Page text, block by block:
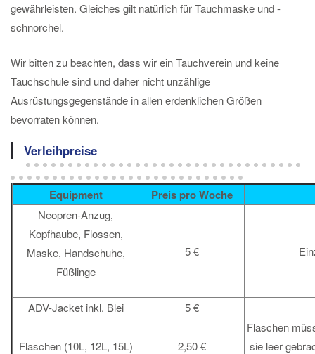
gewährleisten. Gleiches gilt natürlich für Tauchmaske und -
schnorchel.
Wir bitten zu beachten, dass wir ein Tauchverein und keine
Tauchschule sind und daher nicht unzählige
Ausrüstungsgegenstände in allen erdenklichen Größen
bevorraten können.
Verleihpreise
Equipment Preis pro Woche
Neopren-Anzug,
Kopfhaube, Flossen,
Maske, Handschuhe,
Füßlinge
5 €
ADV-Jacket inkl. Blei 5 €
Flaschen (10L, 12L, 15L) 2,50 €
Flaschen
sie leer